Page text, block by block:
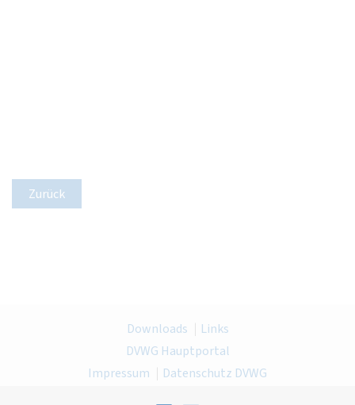
Zurück
Downloads
Links
DVWG Hauptportal
Impressum
Datenschutz DVWG